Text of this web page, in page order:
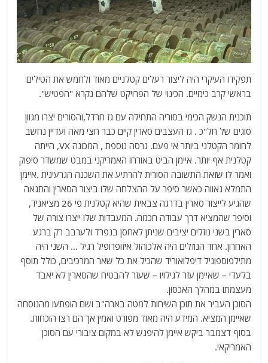
תפקידו העיקרי היה ליצור רעלים קטלניים מאוד ולחמש את הטילים
בראשי קרב כימיים. הכינוי של הפרויקט שלהם נקרא "הפטיש".
תוכנית הנשק הכימי בסוריה התחילה עם גז חרדל,והסורים יצרו מגוון
סוגים של חל"כ . גז העצבים סארין קיים כבר חצי מאה ועדיין נחשב
לחומר הקטלני ביותר אי פעם. גרסה נוספת , המכונה VX, הייתה
קטלנית אף יותר. איימן הביט באורחו האמריקני במבט שמשדר סיפוק
ואמר לו שזאת התשובה הסורית להרתיע את השכנה הגרעינית .איימן
התמלא גאווה כאשר סיפר על ההצלחה שלו ביצור הסארין והתגאה
שהגיע לייצור סארין בדרגה צבאית שהיא קטלנית פי 26 מציאניד,
וסיפר שהמציא דרך עבודה חכמה. המעבדות שלו ייצרו צורה של
סארין בשני נוזלים יציבים שניתן לאחסן בנפרד ולערבב רק ברגע
האחרון. אחד הנוזלים היה אלכוהול איזופרופיל רגיל … השני היה
מתילפוספוניל דיפלואוריד שהכיל את כל שאר המרכיבים, כולל תוסף
בלעדי – שאיימן עזר לגילויו – שעזר להבטיח שהסארין לא יאבד
מעצמתו במהלך האכסון.
הסוכן העביר את תוכן השיחות למטה בארה"ב ושם הופתעו מהנוסחה
שאיימן המציא. המידע היה מאוד מפורט ואמין אך הם רצו הוכחות.
בסוף דצמבר ביקש איימן להיפגש לא במקום ציבורי עם הסוכן
האמריקאי.